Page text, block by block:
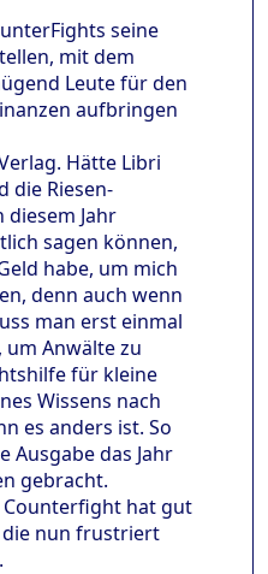
seine
mit dem
Leute für den
aufbringen
Hätte Libri
die Riesen-
Jahr
sagen können,
habe, um mich
denn auch wenn
man erst einmal
um Anwälte zu
für kleine
Wissens nach
es anders ist. So
Ausgabe das Jahr
gebracht.
Counterfight hat gut
die nun frustriert